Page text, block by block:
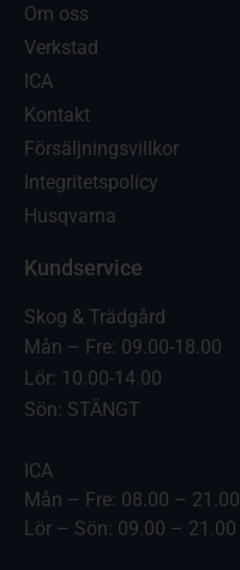
Om oss
Verkstad
ICA
Kontakt
Försäljningsvillkor
Integritetspolicy
Husqvarna
Kundservice
Skog & Trädgård
Mån – Fre: 09.00-18.00
Lör: 10.00-14.00
Sön: STÄNGT
ICA
Mån – Fre: 08.00 – 21.00
Lör – Sön: 09.00 – 21.00